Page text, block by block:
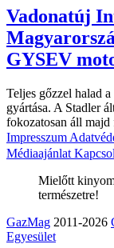
Vadonatúj
GYSEV
Teljes gőzzel halad
gyártása. A Stadler
fokozatosan áll majd
Impresszum
Médiaajánlat
Mielőtt
természetre!
GazMag 2011-2026
Egyesület